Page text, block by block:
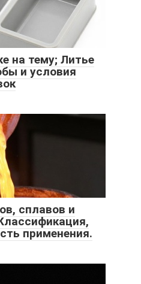
на тему; Литье
и условия
сплавов и
применения.